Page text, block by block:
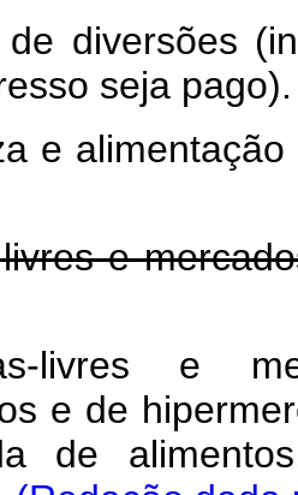
diversões
seja pago).
e
e
livres e
e de
de